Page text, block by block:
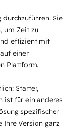
Sie
um Zeit zu
effizient mit
einer
Plattform.
Starter,
ist für ein anderes
spezifischer
Ihre Version ganz